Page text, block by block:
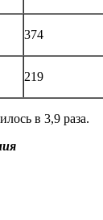
374
219
в 3,9 раза.